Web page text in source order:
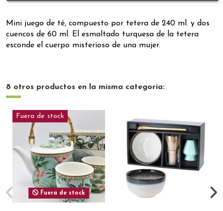
Mini juego de té, compuesto por tetera de 240 ml. y dos
cuencos de 60 ml. El esmaltado turquesa de la tetera
esconde el cuerpo misterioso de una mujer.
8 otros productos en la misma categoría:
Fuera de stock
Fuera de stock